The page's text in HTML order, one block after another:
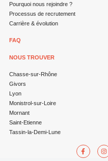
Pourquoi nous rejoindre ?
Processus de recrutement
Carrière & évolution
FAQ
NOUS TROUVER
Chasse-sur-Rhône
Givors
Lyon
Monistrol-sur-Loire
Mornant
Saint-Etienne
Tassin-la-Demi-Lune